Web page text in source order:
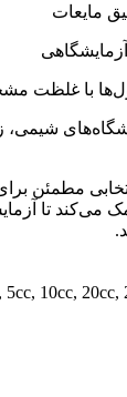
مایعات
آزمایشگاهی
با غلظت
مطمئن
می‌کند تا
, 5cc, 10cc, 20cc,